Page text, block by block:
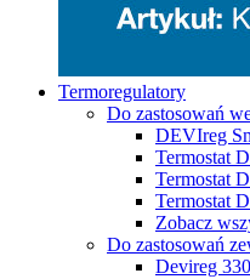
Termoregulatory
Do zastosowań
DEVIreg
Termostat
Termostat
Termostat
Zobacz
Do zastosowań
Devireg